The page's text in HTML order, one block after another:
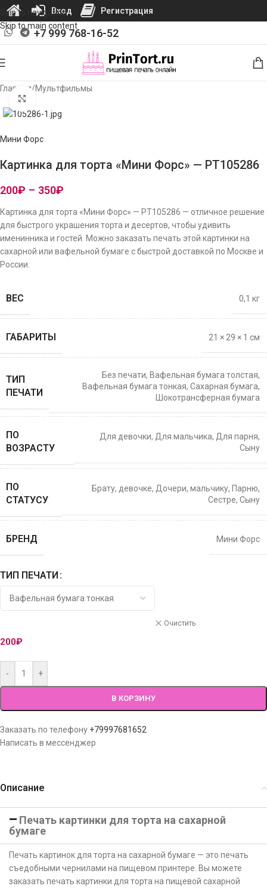
Skip to navigation
Skip to main content
+7 999 768-16-52
Главная/Мультфильмы
Мини Форс
Картинка для торта «Мини Форс» — PT105286
200₽ – 350₽
Картинка для торта «Мини Форс» — PT105286 — отличное решение
для быстрого украшения торта и десертов, чтобы удивить
именинника и гостей. Можно заказать печать этой картинки на
сахарной или вафельной бумаге с быстрой доставкой по Москве и
России.
ВЕС 0,1 кг
ГАБАРИТЫ 21 × 29 × 1 см
ТИП
ПЕЧАТИ
Без печати, Вафельная бумага толстая,
Вафельная бумага тонкая, Сахарная бумага,
Шокотрансферная бумага
ПО
ВОЗРАСТУ
Для девочки, Для мальчика, Для парня,
Сыну
ПО
СТАТУСУ
Брату, девочке, Дочери, мальчику, Парню,
Сестре, Сыну
БРЕНД Мини Форс
ТИП ПЕЧАТИ
Очистить
200₽
- +
В КОРЗИНУ
Заказать по телефону +79997681652
Написать в мессенджер
Описание
Печать картинки для торта на сахарной
бумаге
Печать картинок для торта на сахарной бумаге — это печать
съедобными чернилами на пищевом принтере. Вы можете
заказать печать картинки для торта на пищевой сахарной
Вход Регистрация